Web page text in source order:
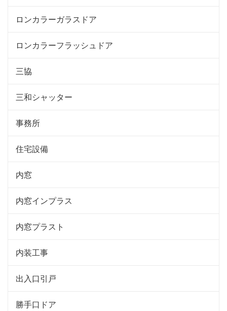
ロンカラーガラスドア
ロンカラーフラッシュドア
三協
三和シャッター
事務所
住宅設備
内窓
内窓インプラス
内窓プラスト
内装工事
出入口引戸
勝手口ドア